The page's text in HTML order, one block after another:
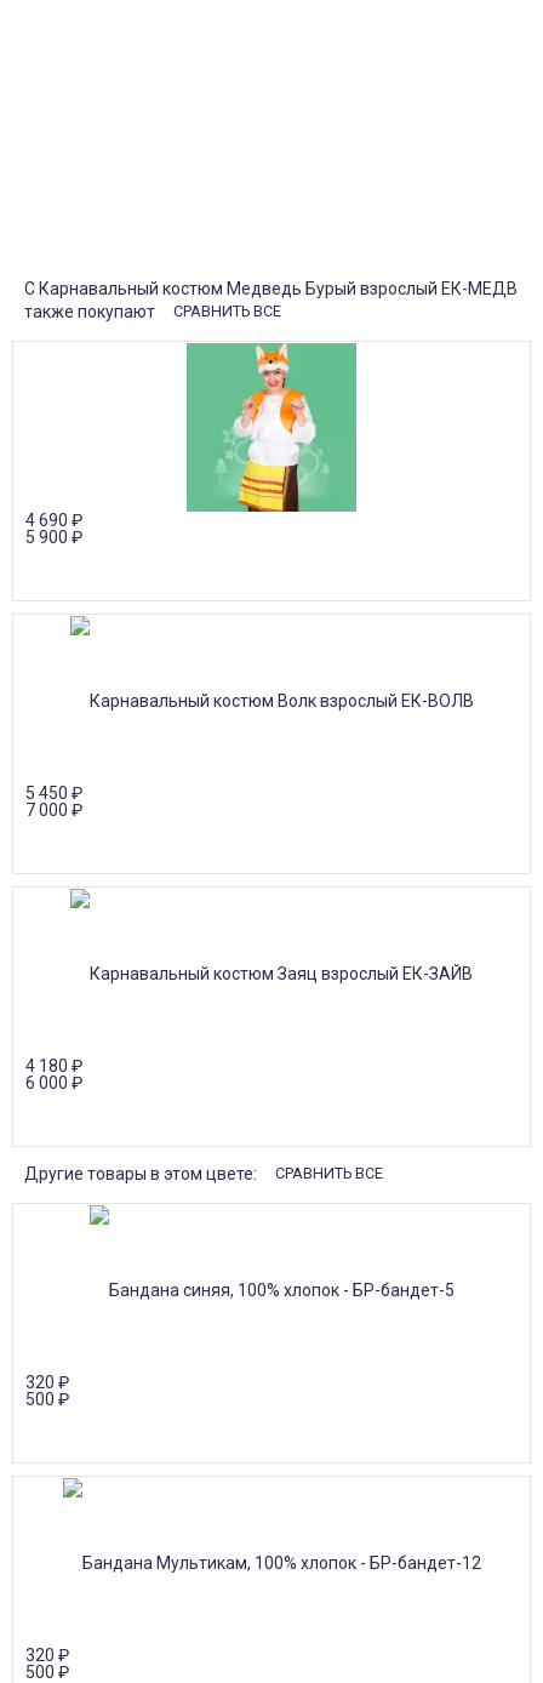
С Карнавальный костюм Медведь Бурый взрослый ЕК-МЕДВ
также покупают
СРАВНИТЬ ВСЕ
4 690 ₽
5 900 ₽
5 450 ₽
7 000 ₽
4 180 ₽
6 000 ₽
Другие товары в этом цвете: СРАВНИТЬ ВСЕ
320 ₽
500 ₽
320 ₽
500 ₽